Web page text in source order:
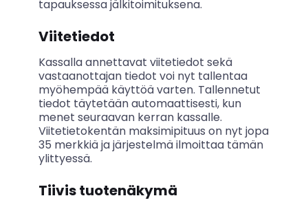
tapauksessa jälkitoimituksena.
Viitetiedot
Kassalla annettavat viitetiedot sekä
vastaanottajan tiedot voi nyt tallentaa
myöhempää käyttöä varten. Tallennetut
tiedot täytetään automaattisesti, kun
menet seuraavan kerran kassalle.
Viitetietokentän maksimipituus on nyt jopa
35 merkkiä ja järjestelmä ilmoittaa tämän
ylittyessä.
Tiivis tuotenäkymä